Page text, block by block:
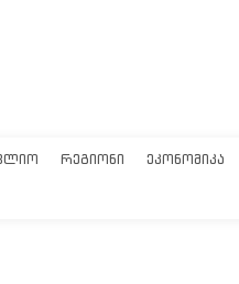
ᲠᲔᲒᲘᲝᲜᲘ ᲔᲙᲝᲜᲝᲛᲘᲙᲐ